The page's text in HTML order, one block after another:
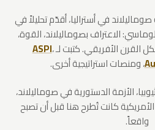
في أستراليا، أقدّم تحليلاً في
الاعتراف بصوماليلاند، القوة،
القرن الأفريقي. كتبت لـASPI،
، ومنصات استراتيجية أخرى.
الأزمة الدستورية في صوماليلاند،
الأمريكية كانت تُطرح هنا قبل أن تصبح
واقعاً.